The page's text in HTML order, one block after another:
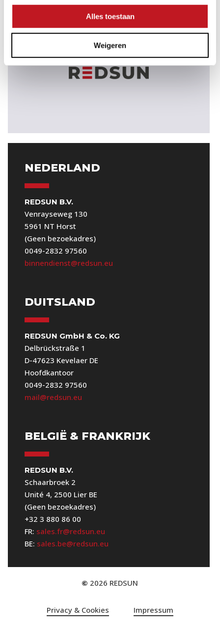
Alles toestaan
Weigeren
NEDERLAND
REDSUN B.V.
Venrayseweg 130
5961 NT Horst
(Geen bezoekadres)
0049-2832 97560
binnendienst@redsun.eu
DUITSLAND
REDSUN GmbH & Co. KG
Delbrückstraße 1
D-47623 Kevelaer DE
Hoofdkantoor
0049-2832 97560
mail@redsun.eu
BELGIË & FRANKRIJK
REDSUN B.V.
Schaarbroek 2
Unité 4, 2500 Lier BE
(Geen bezoekadres)
+32 3 880 86 00
FR: sales.fr@redsun.eu
BE: sales.be@redsun.eu
© 2026 REDSUN
Privacy & Cookies Impressum